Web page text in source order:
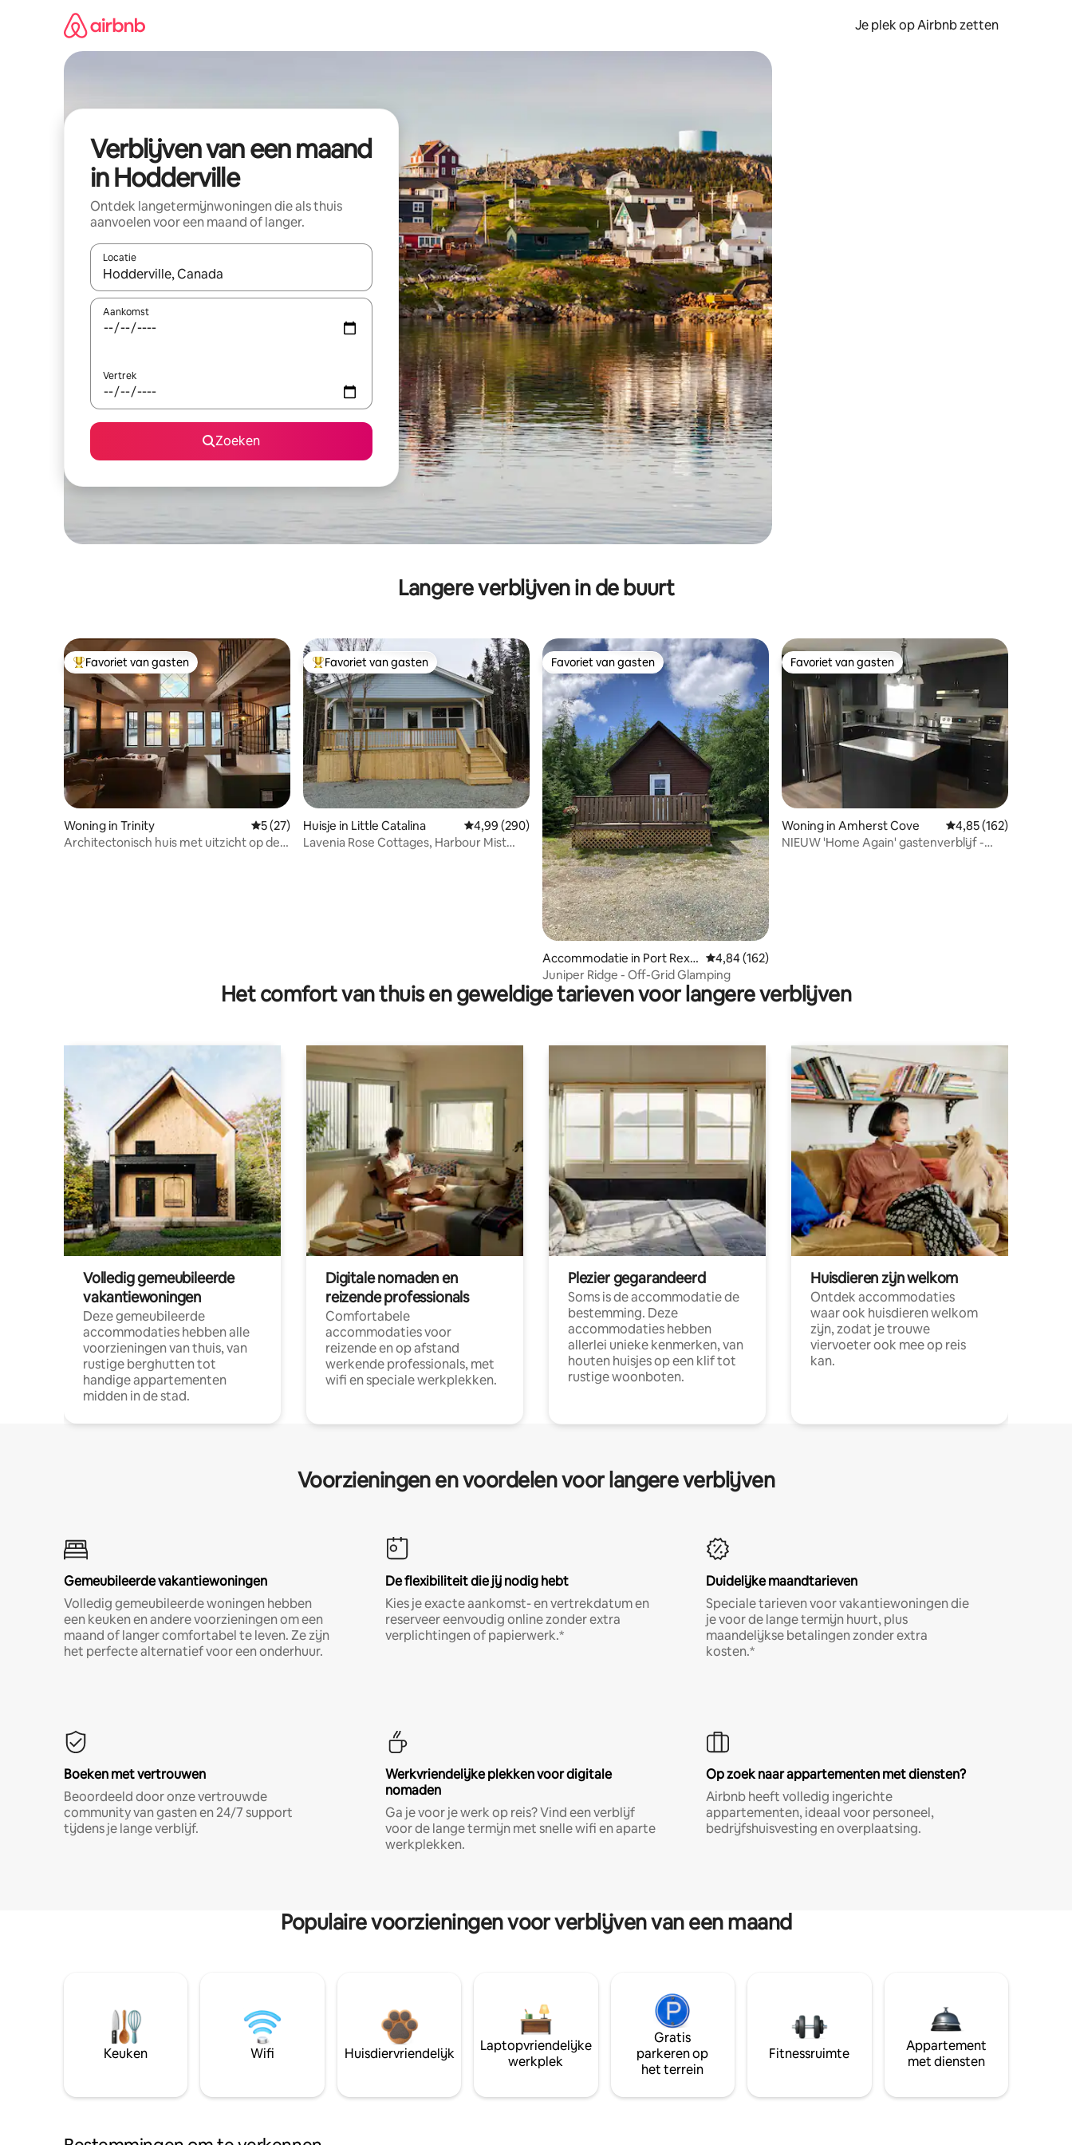
Je plek op Airbnb zetten
Verblijven van een maand
in Hodderville
Ontdek langetermijnwoningen die als thuis
aanvoelen voor een maand of langer.
Locatie
Wanneer er resultaten beschikbaar zijn, maak je een keuze met je de pijltjestoetsen omhoog en omlaag, óf door te tikken of swipen.
Aankomst
Vertrek
Zoeken
Langere verblijven in de buurt
Topfavoriet van gasten
Favoriet van gasten
Woning in Trinity Gemiddelde beoordeling van 5 op 5, 27 recensies
5 (27)
Architectonisch huis met uitzicht op de
Topfavoriet van gasten
Favoriet van gasten
Huisje in Little Catalina Gemiddelde beoordeling van 4,99 op 5, 290 recensies
4,99 (290)
Lavenia Rose Cottages, Harbour Mist
Favoriet van gasten
Favoriet van gasten
Accommodatie in Port Rext
on
Gemiddelde beoordeling van 4,84 op 5, 162 recensies
4,84 (162)
Juniper Ridge - Off-Grid Glamping
Favoriet van gasten
Favoriet van gasten
Woning in Amherst Cove Gemiddelde
4,85 (162)
NIEUW 'Home Again' gastenverblijf -
Het comfort van thuis en geweldige tarieven voor langere verblijven
Volledig gemeubileerde
vakantiewoningen
Deze gemeubileerde
accommodaties hebben alle
voorzieningen van thuis, van
rustige berghutten tot
handige appartementen
midden in de stad.
Digitale nomaden en
reizende professionals
Comfortabele
accommodaties voor
reizende en op afstand
werkende professionals, met
wifi en speciale werkplekken.
Plezier gegarandeerd
Soms is de accommodatie de
bestemming. Deze
accommodaties hebben
allerlei unieke kenmerken, van
houten huisjes op een klif tot
rustige woonboten.
Huisdieren zijn welkom
Ontdek accommodaties
waar ook huisdieren welkom
zijn, zodat je trouwe
viervoeter ook mee op reis
kan.
Voorzieningen en voordelen voor langere verblijven
Gemeubileerde vakantiewoningen
Volledig gemeubileerde woningen hebben
een keuken en andere voorzieningen om een
maand of langer comfortabel te leven. Ze zijn
het perfecte alternatief voor een onderhuur.
De flexibiliteit die jij nodig hebt
Kies je exacte aankomst- en vertrekdatum en
reserveer eenvoudig online zonder extra
verplichtingen of papierwerk.*
Duidelijke maandtarieven
Speciale tarieven voor vakantiewoningen die
je voor de lange termijn huurt, plus
maandelijkse betalingen zonder extra
kosten.*
Boeken met vertrouwen
Beoordeeld door onze vertrouwde
community van gasten en 24/7 support
tijdens je lange verblijf.
Werkvriendelijke plekken voor digitale
nomaden
Ga je voor je werk op reis? Vind een verblijf
voor de lange termijn met snelle wifi en aparte
werkplekken.
Op zoek naar appartementen met diensten?
Airbnb heeft volledig ingerichte
appartementen, ideaal voor personeel,
bedrijfshuisvesting en overplaatsing.
Populaire voorzieningen voor verblijven van een maand
Keuken Wifi Huisdiervriendelijk
Laptopvriendelijke
werkplek
Gratis
parkeren op
het terrein
Fitnessruimte
Appartement
met diensten